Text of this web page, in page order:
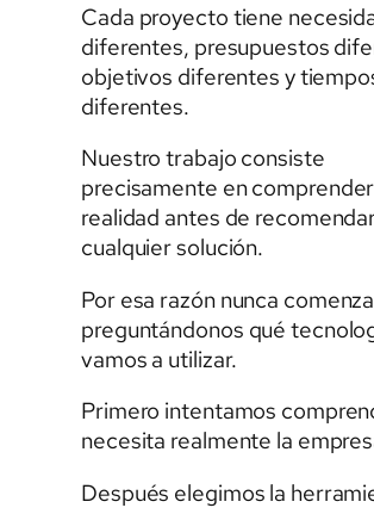
Cada proyecto tiene
diferentes, presupuestos
objetivos diferentes y
diferentes.
Nuestro trabajo consiste
precisamente en
realidad antes de
cualquier solución.
Por esa razón nunca
preguntándonos qué
vamos a utilizar.
Primero intentamos
necesita realmente la
Después elegimos la